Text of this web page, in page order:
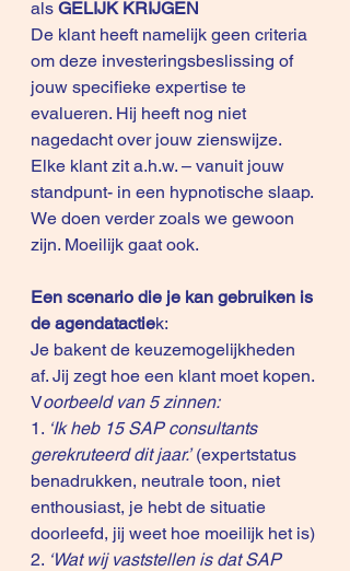
als GELIJK KRIJGEN
De klant heeft namelijk geen criteria
om deze investeringsbeslissing of
jouw specifieke expertise te
evalueren. Hij heeft nog niet
nagedacht over jouw zienswijze.
Elke klant zit a.h.w. – vanuit jouw
standpunt- in een hypnotische slaap.
We doen verder zoals we gewoon
zijn. Moeilijk gaat ook.
Een scenario die je kan gebruiken is
de agendatactiek:
Je bakent de keuzemogelijkheden
af. Jij zegt hoe een klant moet kopen.
Voorbeeld van 5 zinnen:
1. ‘Ik heb 15 SAP consultants
gerekruteerd dit jaar.’ (expertstatus
benadrukken, neutrale toon, niet
enthousiast, je hebt de situatie
doorleefd, jij weet hoe moeilijk het is)
2. ‘Wat wij vaststellen is dat SAP